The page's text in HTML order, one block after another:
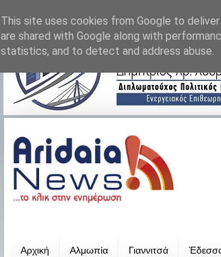
Αρχική Αλμωπία Γιαννιτσά
This site uses cookies from Google to
are shared with Google along with
statistics, and to detect and address abuse.